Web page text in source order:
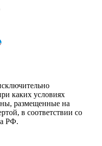
каких условиях
размещенные на
в соответствии со
РФ.